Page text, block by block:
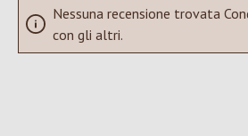
Nessuna recensione trovata
con gli altri.